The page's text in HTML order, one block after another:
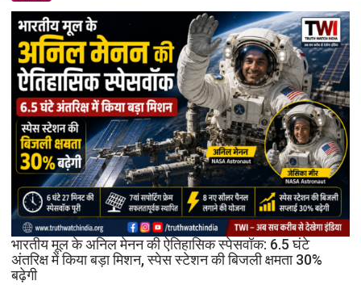
भारत
में
लॉन्च:
8,000mAh
बैटरी,
120Hz
AMOLED
डिस्प्ले
और
Snapdragon
4
Gen
4
के
साथ
भारतीय मूल के अनिल मेनन की ऐतिहासिक स्पेसवॉक: 6.5 घंटे
अंतरिक्ष में किया बड़ा मिशन, स्पेस स्टेशन की बिजली क्षमता 30%
बढ़ेगी